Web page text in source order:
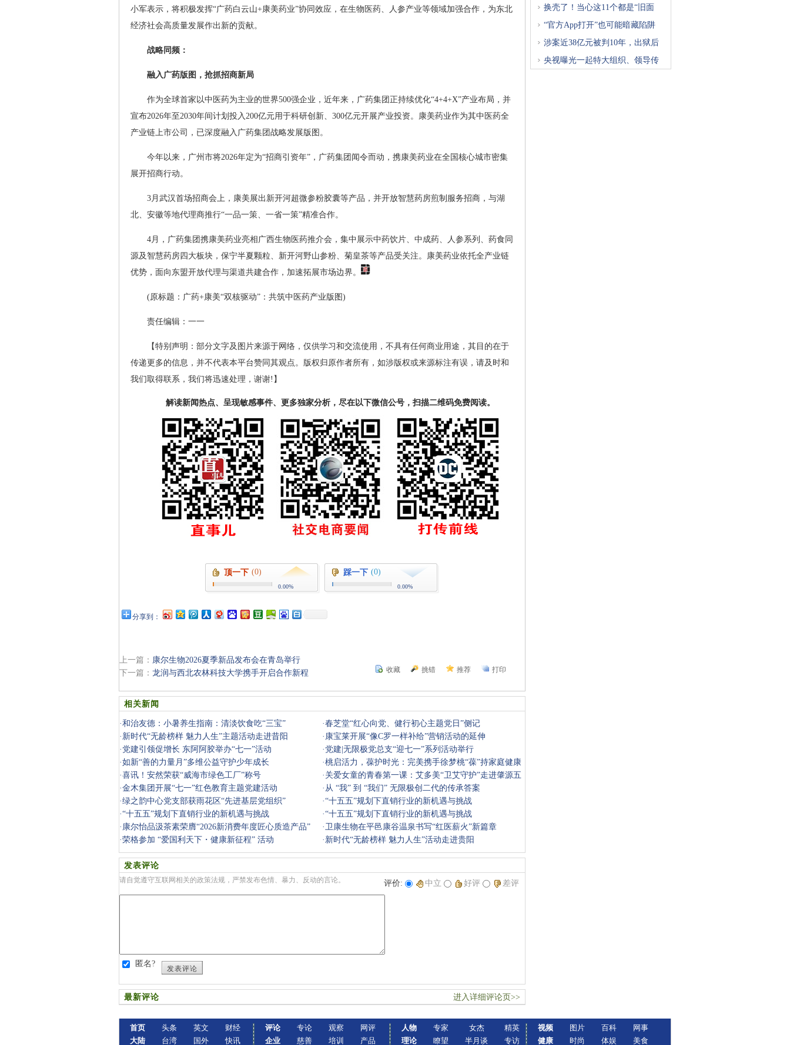
小军表示，将积极发挥“广药白云山+康美药业”协同效应，在生物医药、人参产业等领域加强合作，为东北
经济社会高质量发展作出新的贡献。
战略同频：
融入广药版图，抢抓招商新局
作为全球首家以中医药为主业的世界500强企业，近年来，广药集团正持续优化“4+4+X”产业布局，并
宣布2026年至2030年间计划投入200亿元用于科研创新、300亿元开展产业投资。康美药业作为其中医药全
产业链上市公司，已深度融入广药集团战略发展版图。
今年以来，广州市将2026年定为“招商引资年”，广药集团闻令而动，携康美药业在全国核心城市密集
展开招商行动。
3月武汉首场招商会上，康美展出新开河超微参粉胶囊等产品，并开放智慧药房煎制服务招商，与湖
北、安徽等地代理商推行“一品一策、一省一策”精准合作。
4月，广药集团携康美药业亮相广西生物医药推介会，集中展示中药饮片、中成药、人参系列、药食同
源及智慧药房四大板块，保宁半夏颗粒、新开河野山参粉、菊皇茶等产品受关注。康美药业依托全产业链
优势，面向东盟开放代理与渠道共建合作，加速拓展市场边界。
(原标题：广药+康美“双核驱动”：共筑中医药产业版图)
责任编辑：一一
【特别声明：部分文字及图片来源于网络，仅供学习和交流使用，不具有任何商业用途，其目的在于
传递更多的信息，并不代表本平台赞同其观点。版权归原作者所有，如涉版权或来源标注有误，请及时和
我们取得联系，我们将迅速处理，谢谢!】
解读新闻热点、呈现敏感事件、更多独家分析，尽在以下微信公号，扫描二维码免费阅读。
顶一下 (0)
0.00%
踩一下 (0)
0.00%
分享到：
上一篇： 康尔生物2026夏季新品发布会在青岛举行
下一篇： 龙润与西北农林科技大学携手开启合作新程 收藏 挑错 推荐 打印
相关新闻
·和治友德：小暑养生指南：清淡饮食吃“三宝” ·春芝堂“红心向党、健行初心主题党日”侧记
· 新时代“无龄榜样 魅力人生”主题活动走进昔阳 · 康宝莱开展“像C罗一样补给”营销活动的延伸
· 党建引领促增长 东阿阿胶举办“七一”活动 · 党建|无限极党总支“迎七一”系列活动举行
·如新“善的力量月”多维公益守护少年成长 ·桃启活力，葆护时光：完美携手徐梦桃“葆”持家庭健康
活力
·喜讯！安然荣获“威海市绿色工厂”称号 · 关爱女童的青春第一课：艾多美“卫艾守护”走进肇源五
中
·金木集团开展“七一”红色教育主题党建活动 · 从 “我” 到 “我们” 无限极创二代的传承答案
·绿之韵中心党支部获雨花区“先进基层党组织” ·“十五五”规划下直销行业的新机遇与挑战
·“十五五”规划下直销行业的新机遇与挑战 ·“十五五”规划下直销行业的新机遇与挑战
· 康尔怡品汲茶素荣膺“2026新消费年度匠心质造产品” ·卫康生物在平邑康谷温泉书写“红医薪火”新篇章
·荣格参加 “爱国利天下・健康新征程” 活动 · 新时代“无龄榜样 魅力人生”活动走进贵阳
发表评论
请自觉遵守互联网相关的政策法规，严禁发布色情、暴力、反动的言论。 评价: 中立 好评 差评
匿名?
发表评论
最新评论 进入详细评论页>>
换壳了！当心这11个都是“旧面
“官方App打开”也可能暗藏陷阱
涉案近38亿元被判10年，出狱后
央视曝光一起特大组织、领导传
首页
大陆
头条
台湾
英文
国外
财经
快讯
评论
企业
专论
慈善
观察
培训
网评
产品
人物
理论
专家
瞭望
女杰
半月谈
精英
专访
视频
健康
图片
时尚
百科
体娱
网事
美食